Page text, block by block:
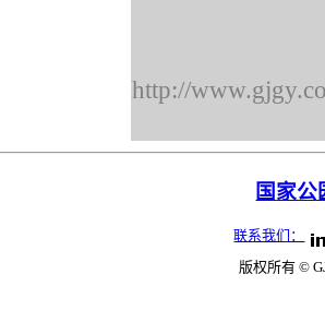
http://
国家
联系我们：
版权所有 ©